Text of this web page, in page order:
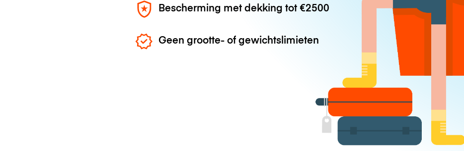
Bescherming met dekking tot €2500
Geen grootte- of gewichtslimieten